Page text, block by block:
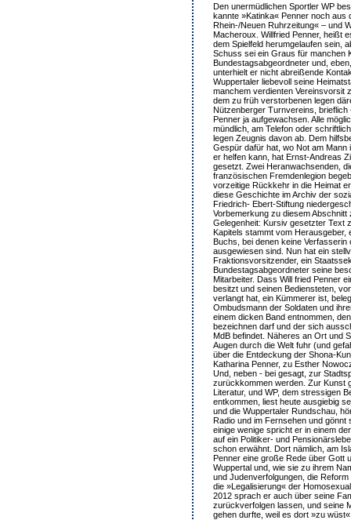
Den unermüdlichen Sportler WP
kannte »Katinka« Penner noch aus
Rhein-/Neuen Ruhrzeitung« – und
Macheroux. Willfried Penner, heißt
dem Spielfeld herumgelaufen sein,
Schuss sei ein Graus für manchen
Bundestagsabgeordneter und,
unterhielt er nicht abreißende
Wuppertaler liebevoll seine
manchem verdienten Vereinsvorsit
dem zu früh verstorbenen legen
Nützenberger Turnvereins, brieflich
Penner ja aufgewachsen. Alle
mündlich, am Telefon oder
legen Zeugnis davon ab. Dem
Gespür dafür hat, wo Not am Mann
er helfen kann, hat Ernst-Andreas
gesetzt. Zwei Heranwachsenden,
französischen Fremdenlegion
vorzeitige Rückkehr in die Heimat
diese Geschichte im Archiv der
Friedrich- Ebert-Stiftung
Vorbemerkung zu diesem Abschnitt
Gelegenheit: Kursiv gesetzter Text
Kapitels stammt vom Herausgeber,
Buchs, bei denen keine Verfasserin
ausgewiesen sind. Nun hat ein
Fraktionsvorsitzender, ein
Bundestagsabgeordneter seine
Mitarbeiter. Dass Will fried Penner
besitzt und seinen Bediensteten,
verlangt hat, ein Kümmerer ist,
Ombudsmann der Soldaten und
einem dicken Band entnommen,
bezeichnen darf und der sich
MdB befindet. Näheres an Ort und
Augen durch die Welt fuhr (und
über die Entdeckung der Shona-
Katharina Penner, zu Esther
Und, neben - bei gesagt, zur
zurückkommen werden. Zur Kunst
Literatur, und WP, dem stressigen
entkommen, liest heute ausgiebig
und die Wuppertaler Rundschau,
Radio und im Fernsehen und
einige wenige spricht er in einem
auf ein Politiker- und
schon erwähnt. Dort nämlich, am
Penner eine große Rede über Gott
Wuppertal und, wie sie zu ihrem
und Judenverfolgungen, die
die »Legalisierung« der
2012 sprach er auch über seine
zurückverfolgen lassen, und seine
gehen durfte, weil es dort »zu